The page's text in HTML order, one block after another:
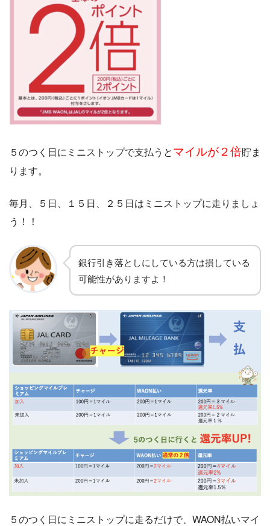
５のつく日にミニストップで支払うとマイルが２倍貯ま
ります。
毎月、５日、１５日、２５日はミニストップに走りましょ
う！！
銀行引き落としにしている方は損している
可能性がありますよ！
５のつく日にミニストップに走るだけで、WAON払いマイ